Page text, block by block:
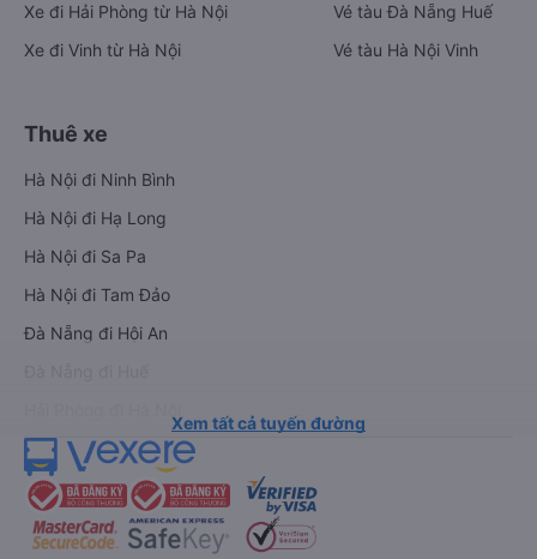
Xe đi Hải Phòng từ Hà Nội
Xe đi Vinh từ Hà Nội
Vé tàu Đà Nẵng Huế
Vé tàu Hà Nội Vinh
Thuê xe
Hà Nội đi Ninh Bình
Hà Nội đi Hạ Long
Hà Nội đi Sa Pa
Hà Nội đi Tam Đảo
Đà Nẵng đi Hội An
Xem tất cả tuyến đường